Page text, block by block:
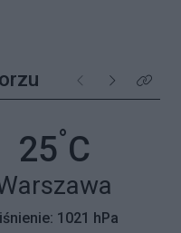
Poprzednie
NastępneKliknij
25°C
1021 hPa